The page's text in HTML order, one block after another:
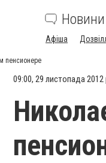
Новини
Афіша
пенсионере
09:00, 29 листопада 2012